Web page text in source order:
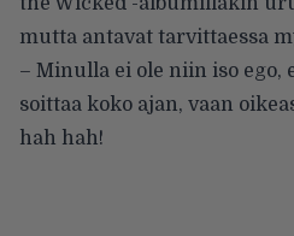
mutta antavat tarvittaessa
– Minulla ei ole niin iso ego,
soittaa koko ajan, vaan
hah hah!